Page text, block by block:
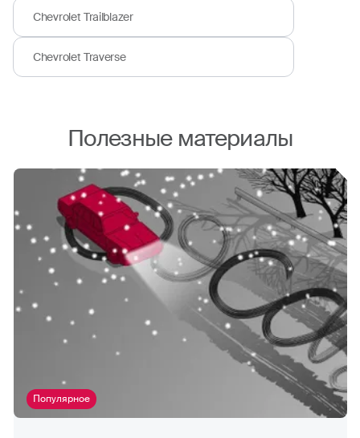
Chevrolet Trailblazer
Chevrolet Traverse
Полезные материалы
Популярное